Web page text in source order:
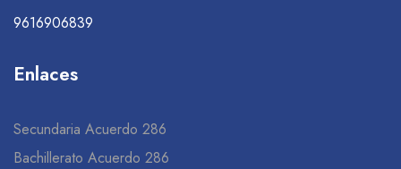
9616906839
Enlaces
Secundaria Acuerdo 286
Bachillerato Acuerdo 286